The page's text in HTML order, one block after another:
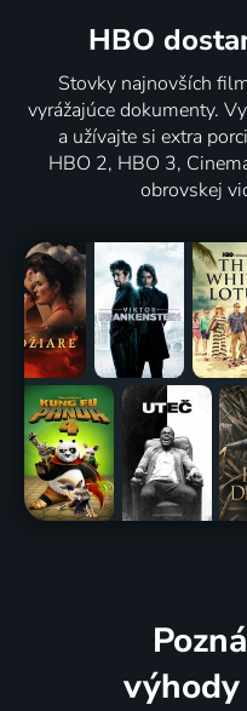
HBO
Stovky najnovších
vyrážajúce dokumenty.
a užívajte si extra
HBO 2, HBO 3,
obrovskej
výhody